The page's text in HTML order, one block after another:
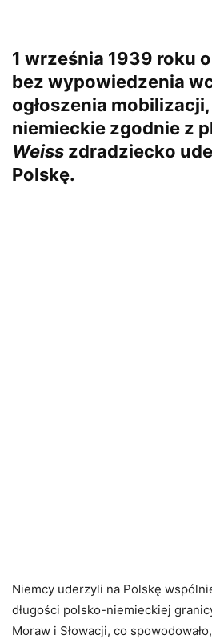
1 września 1939 roku
bez wypowiedzenia
ogłoszenia
niemieckie zgodnie z
Weiss zdradziecko
Polskę.
Niemcy uderzyli na Polskę
długości polsko-niemieckiej
Moraw i Słowacji, co